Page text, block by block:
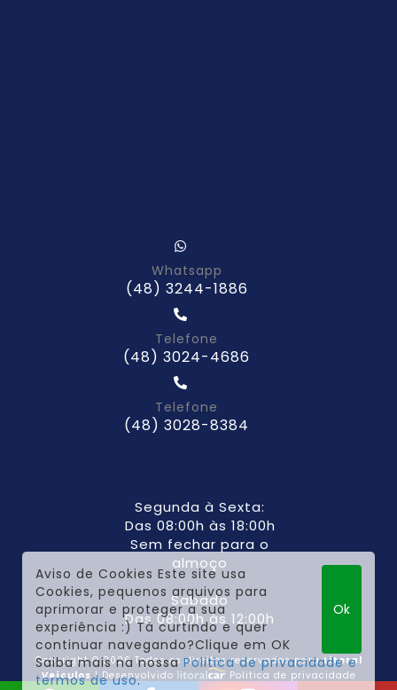
Whatsapp
(48) 3244-1886
Telefone
(48) 3024-4686
Telefone
(48) 3028-8384
Segunda à Sexta:
Das 08:00h às 18:00h
Sem fechar para o
almoço
Sabado
Das 08:00h às 12:00h
Copyright © 2026 Todos os direitos reservados paraLitoral
Veículos| Desenvolvido Politica de privacidade
Aviso de Cookies Este site usa
Cookies, pequenos arquivos para
aprimorar e proteger a sua
experiência :) Tá curtindo e quer
continuar navegando?Clique em OK
Ok
Saiba mais na nossa Politica de privacidade e
termos de uso.